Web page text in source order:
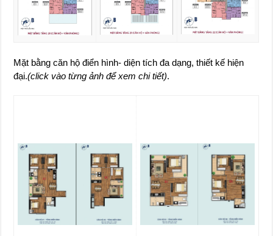
Mặt bằng căn hộ điển hình- diện tích đa dạng, thiết kế hiện
đại.(click vào từng ảnh để xem chi tiết).